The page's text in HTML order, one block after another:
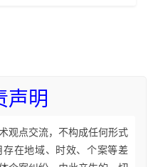
声明
观点交流，不构成任何形式
在地域、时效、个案等差